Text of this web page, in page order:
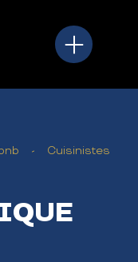
- Cuisinistes